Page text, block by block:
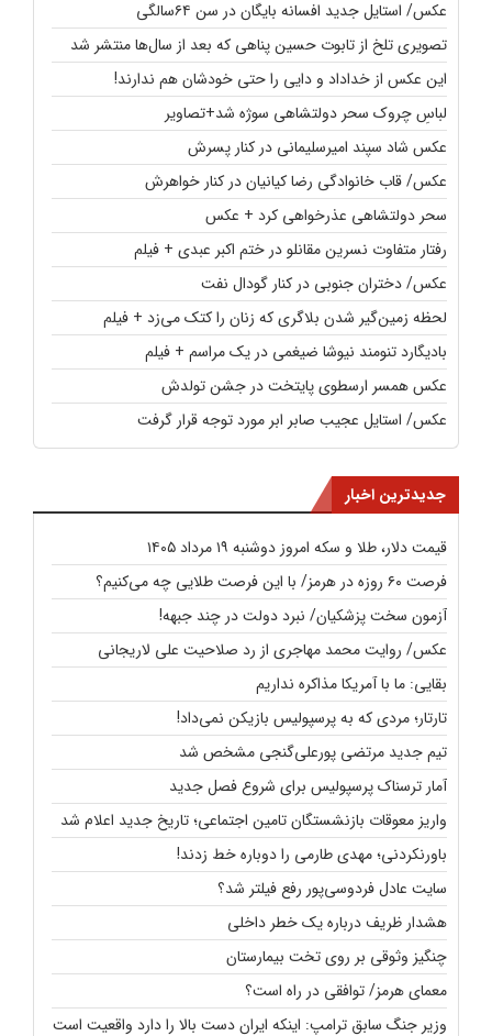
عکس/ استایل جدید افسانه بایگان در سن ۶۴سالگی
تصویری تلخ از تابوت حسین پناهی که بعد از سال‌ها منتشر شد
این عکس از خداداد و دایی را حتی خودشان هم ندارند!
لباسِ چروک سحر دولتشاهی سوژه شد+تصاویر
عکس شاد سپند امیرسلیمانی در کنار پسرش
عکس/ قاب خانوادگی رضا کیانیان در کنار خواهرش
سحر دولتشاهی عذرخواهی کرد + عکس
رفتار متفاوت نسرین مقانلو در ختم اکبر عبدی + فیلم
عکس/ دختران جنوبی در کنار گودال نفت
لحظه زمین‌گیر شدن بلاگری که زنان را کتک می‌زد + فیلم
بادیگارد تنومند نیوشا ضیغمی در یک مراسم + فیلم
عکس همسر ارسطوی پایتخت در جشن تولدش
عکس/ استایل عجیب صابر ابر مورد توجه قرار گرفت
جدیدترین اخبار
قیمت دلار، طلا و سکه امروز دوشنبه ۱۹ مرداد ۱۴۰۵
فرصت ۶۰ روزه در هرمز/ با این فرصت طلایی چه می‌کنیم؟
آزمون سخت پزشکیان/ نبرد دولت در چند جبهه!
عکس/ روایت محمد مهاجری از رد صلاحیت علی لاریجانی
بقایی: ما با آمریکا مذاکره نداریم
تارتار؛‌ مردی که به پرسپولیس بازیکن نمی‌داد!
تیم جدید مرتضی پورعلی‌گنجی مشخص شد
آمار ترسناک پرسپولیس برای شروع فصل جدید
واریز معوقات بازنشستگان تامین اجتماعی؛ تاریخ جدید اعلام شد
باورنکردنی؛ مهدی طارمی را دوباره خط زدند!
سایت عادل فردوسی‌پور رفع فیلتر شد؟
هشدار ظریف درباره یک خطر داخلی
چنگیز وثوقی بر روی تخت بیمارستان
معمای هرمز/ توافقی در راه است؟
وزیر جنگ سابق ترامپ: اینکه ایران دست بالا را دارد واقعیت است